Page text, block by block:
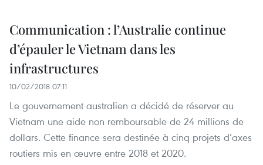
Communication : l’Australie continue
d’épauler le Vietnam dans les
infrastructures
10/02/2018 07:11
Le gouvernement australien a décidé de réserver au
Vietnam une aide non remboursable de 24 millions de
dollars. Cette finance sera destinée à cinq projets d’axes
routiers mis en œuvre entre 2018 et 2020.